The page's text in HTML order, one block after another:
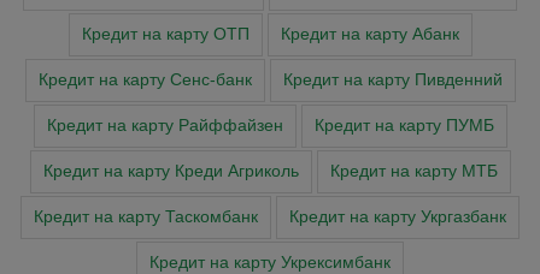
Кредит на карту ОТП Кредит на карту Абанк
Кредит на карту Сенс-банк Кредит на карту Пивденний
Кредит на карту Райффайзен Кредит на карту ПУМБ
Кредит на карту Креди Агриколь Кредит на карту МТБ
Кредит на карту Таскомбанк Кредит на карту Укргазбанк
Кредит на карту Укрексимбанк